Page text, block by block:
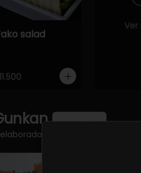
salad
Ver
con pescado de